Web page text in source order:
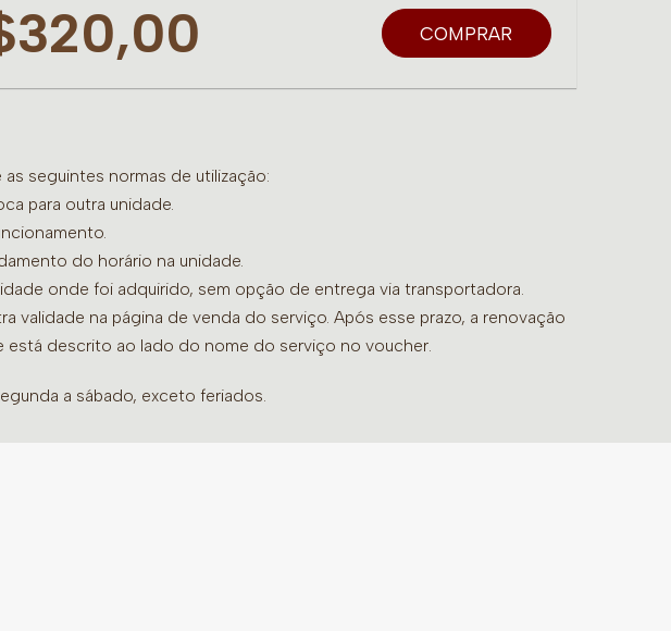
COMPRAR
seguintes normas de utilização:
para outra unidade.
do horário na unidade.
onde foi adquirido, sem opção de entrega via transportadora.
validade na página de venda do serviço. Após esse prazo, a renovação
está descrito ao lado do nome do serviço no voucher.
a sábado, exceto feriados.